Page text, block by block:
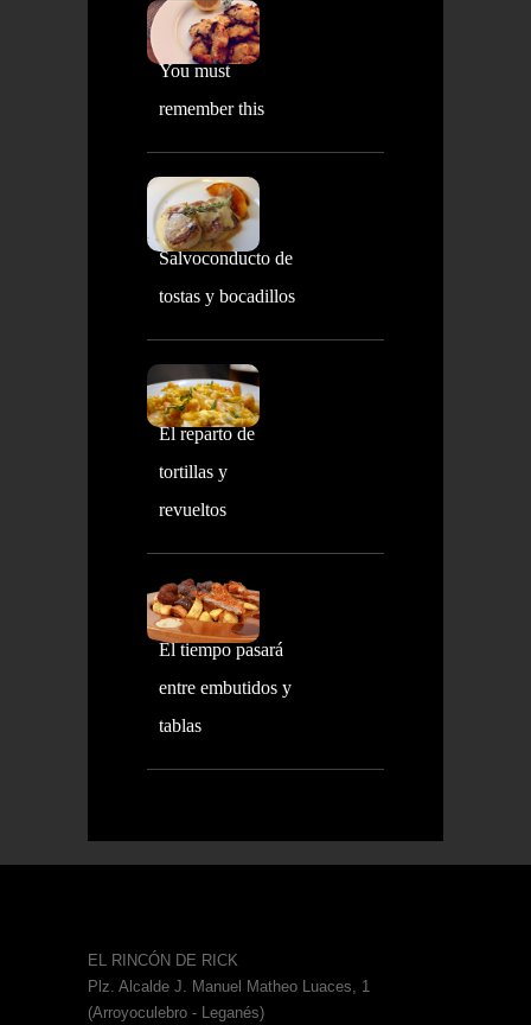
You must
remember this
Salvoconducto de
tostas y bocadillos
El reparto de
tortillas y
revueltos
El tiempo pasará
entre embutidos y
tablas
EL RINCÓN DE RICK
Plz. Alcalde J. Manuel Matheo Luaces, 1
(Arroyoculebro - Leganés)